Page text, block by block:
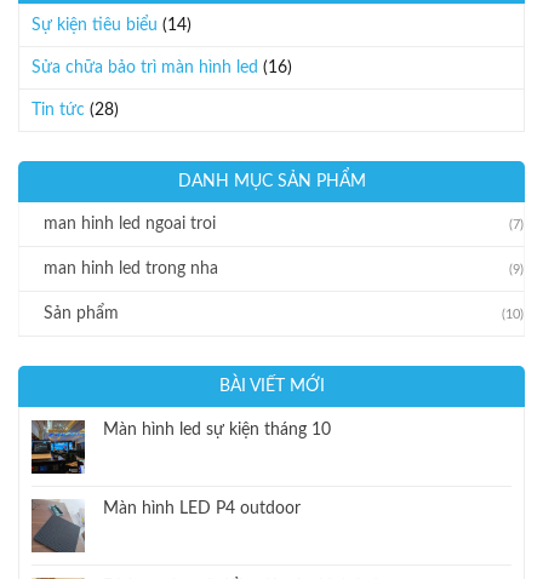
Sự kiện tiêu biểu (14)
Sửa chữa bảo trì màn hình led (16)
Tin tức (28)
DANH MỤC SẢN PHẨM
man hinh led ngoai troi (7)
man hinh led trong nha (9)
Sản phẩm (10)
BÀI VIẾT MỚI
Màn hình led sự kiện tháng 10
Màn hình LED P4 outdoor